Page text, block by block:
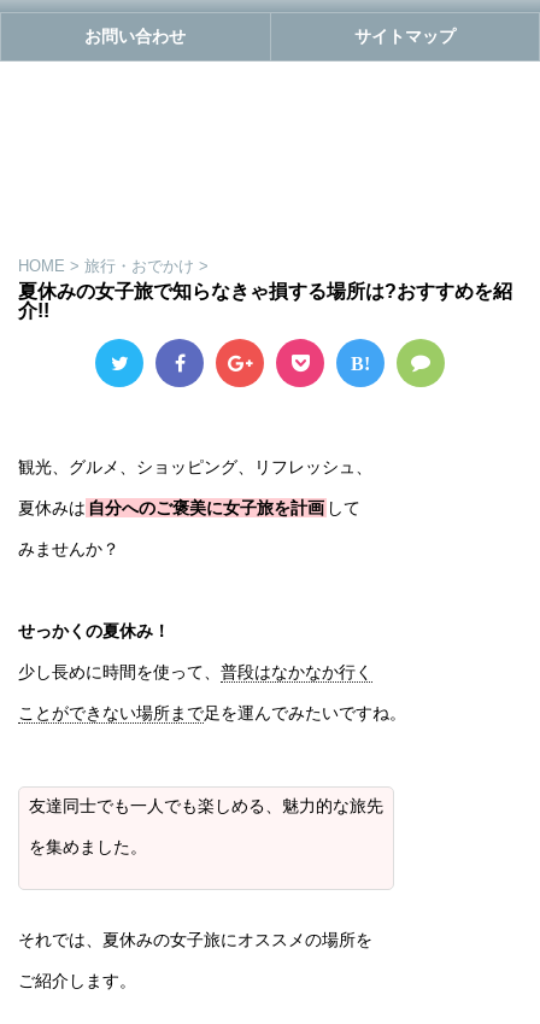
お問い合わせ サイトマップ
HOME > 旅行・おでかけ >
夏休みの女子旅で知らなきゃ損する場所は?おすすめを紹
介!!
B!
観光、グルメ、ショッピング、リフレッシュ、
夏休みは 自分へのご褒美に女子旅を計画 して
みませんか？
せっかくの夏休み！
少し長めに時間を使って、 普段はなかなか行く
ことができない場所まで足を運んでみたいですね。
友達同士でも一人でも楽しめる、魅力的な旅先
を集めました。
それでは、夏休みの女子旅にオススメの場所を
ご紹介します。